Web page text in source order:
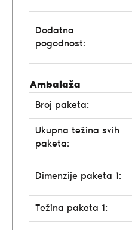
Dodatna
pogodnost:
Ambalaža
Broj paketa:
Ukupna težina svih
paketa:
Dimenzije paketa 1:
Težina paketa 1: